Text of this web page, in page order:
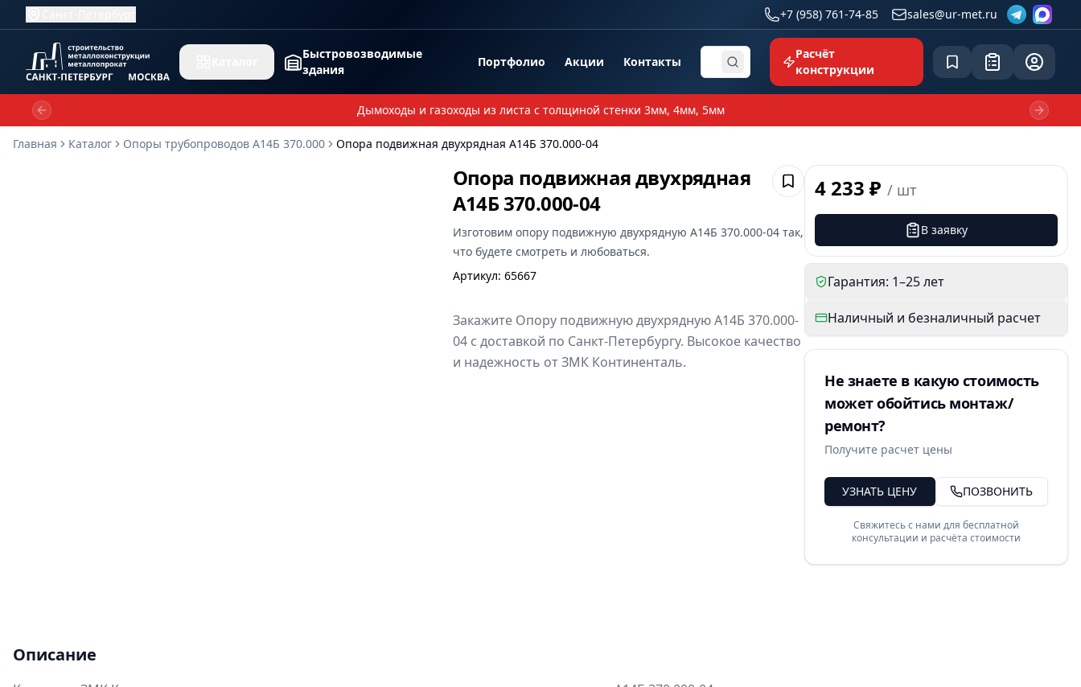
+7 (958) 761-74-85 sales@ur-met.ru
Быстровозводимые
здания
Портфолио Акции Контакты
Расчёт
конструкции
Сохранённое
Заявка
Дымоходы и газоходы из листа с толщиной стенки 3мм, 4мм, 5мм
Previous slide
Next
Главная
Каталог Опоры трубопроводов А14Б 370.000 Опора подвижная двухрядная А14Б 370.000-04
Опора подвижная двухрядная
А14Б 370.000-04
Сохранить
Изготовим опору подвижную двухрядную А14Б 370.000-04так,
что будете смотреть и любоваться.
Артикул: 65667
Закажите Опору подвижную двухрядную А14Б 370.000-
04 с доставкой по Санкт-Петербургу. Высокое качество
и надежность от ЗМК Континенталь.
4 233 ₽ / шт
В заявку
Гарантия: 1–25 лет
Наличный и безналичный расчет
Не знаете в какую стоимость
может обойтись монтаж/
ремонт?
Получите расчет цены
УЗНАТЬ ЦЕНУ ПОЗВОНИТЬ
Свяжитесь с нами для бесплатной
консультации и расчёта стоимости
Описание